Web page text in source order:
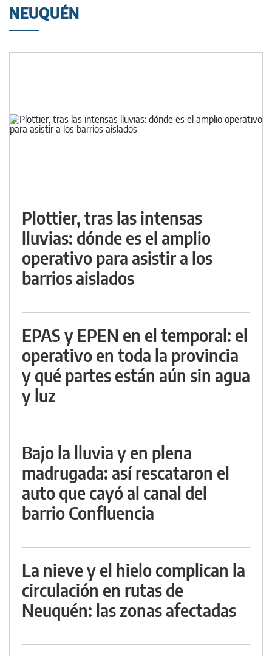
NEUQUÉN
Plottier, tras las intensas
lluvias: dónde es el amplio
operativo para asistir a los
barrios aislados
EPAS y EPEN en el temporal: el
operativo en toda la provincia
y qué partes están aún sin agua
y luz
Bajo la lluvia y en plena
madrugada: así rescataron el
auto que cayó al canal del
barrio Confluencia
La nieve y el hielo complican la
circulación en rutas de
Neuquén: las zonas afectadas